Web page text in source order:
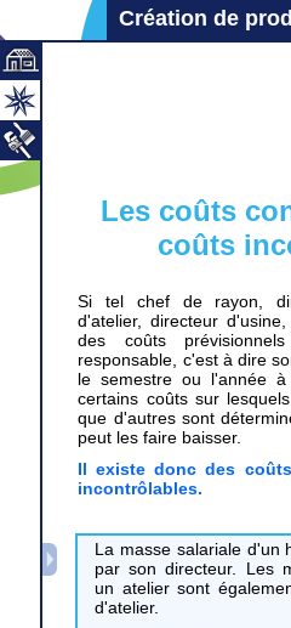
Création de
Les coûts
coûts
Si tel chef de rayon,
d'atelier, directeur
des coûts
responsable, c'est à dire
le semestre ou l'année
certains coûts sur
que d'autres sont
peut les faire baisser.
Il existe donc des
incontrôlables.
La masse salariale d'un
par son directeur. Les
un atelier sont
d'atelier.